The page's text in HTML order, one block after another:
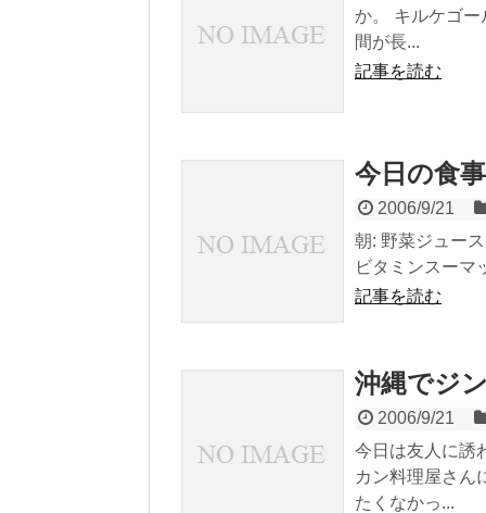
か。 キルケゴ
間が長...
記事を読む
今日の食
2006/9/21
朝: 野菜ジュー
ビタミンスーマ
記事を読む
沖縄でジ
2006/9/21
今日は友人に誘
カン料理屋さん
たくなかっ...